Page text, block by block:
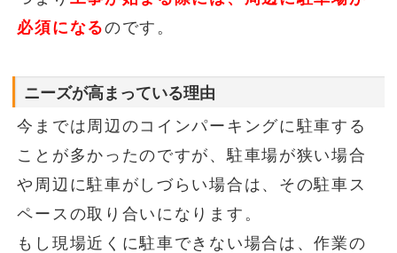
必須になるのです。
ニーズが高まっている理由
今までは周辺のコインパーキングに駐車する
ことが多かったのですが、駐車場が狭い場合
や周辺に駐車がしづらい場合は、その駐車ス
ペースの取り合いになります。
もし現場近くに駐車できない場合は、作業の